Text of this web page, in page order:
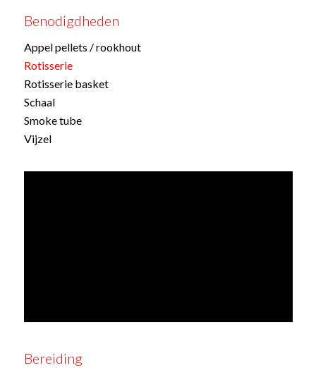
Benodigdheden
Appel pellets / rookhout
Rotisserie
Rotisserie basket
Schaal
Smoke tube
Vijzel
Bereiding